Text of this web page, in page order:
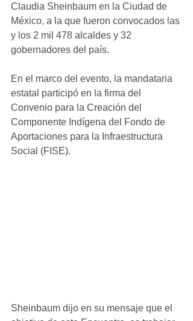
Claudia Sheinbaum en la Ciudad de
México, a la que fueron convocados las
y los 2 mil 478 alcaldes y 32
gobernadores del país.
En el marco del evento, la mandataria
estatal participó en la firma del
Convenio para la Creación del
Componente Indígena del Fondo de
Aportaciones para la Infraestructura
Social (FISE).
Sheinbaum dijo en su mensaje que el